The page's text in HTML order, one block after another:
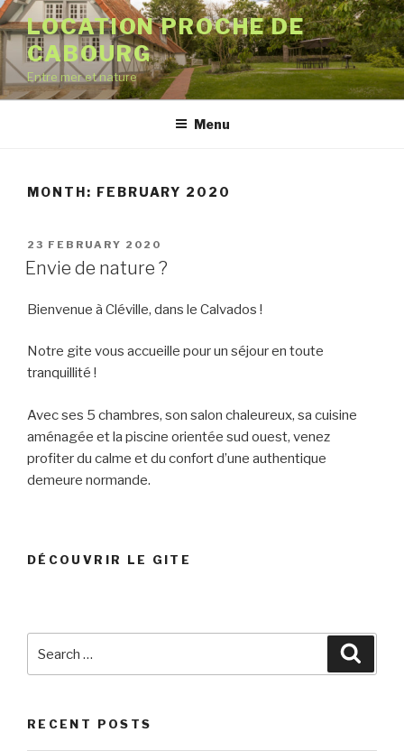
Skip
to
content
LOCATION PROCHE DE
CABOURG
Entre mer et nature
Menu
MONTH: FEBRUARY 2020
POSTED
ON
23 FEBRUARY 2020
Envie de nature ?
Bienvenue à Cléville, dans le Calvados !
Notre gite vous accueille pour un séjour en toute
tranquillité !
Avec ses 5 chambres, son salon chaleureux, sa cuisine
aménagée et la piscine orientée sud ouest, venez
profiter du calme et du confort d’une authentique
demeure normande.
DÉCOUVRIR LE GITE
RECENT POSTS